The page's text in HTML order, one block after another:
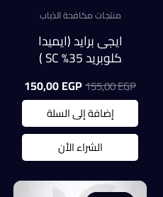
منتجات مكافحة الذباب
ايجى برايد (ايميدا
كلوبريد 35% SC )
(عبوة100ملل)
155,00EGP السعر
الأصلي
هو:
155,00 EGP.
150,00EGP
الحالي
150,00 EGP.
إضافة إلى السلة
الشراء الأن